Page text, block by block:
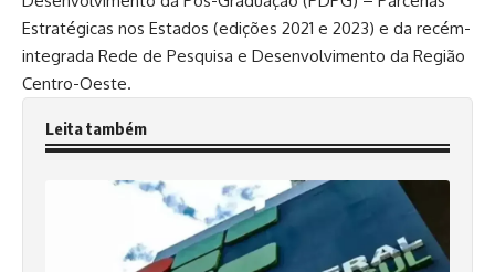
Estratégicas nos Estados (edições 2021 e 2023) e da recém-
integrada Rede de Pesquisa e Desenvolvimento da Região
Centro-Oeste.
Leita também